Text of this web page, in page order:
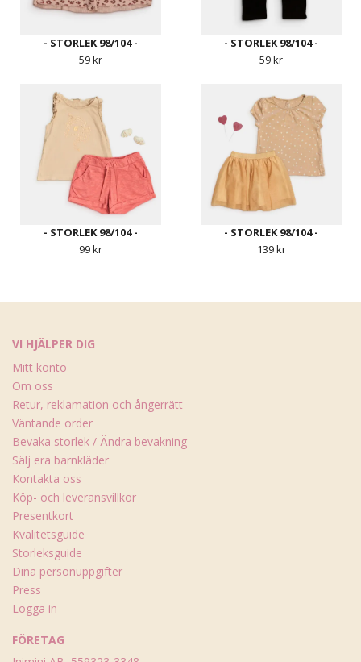
- STORLEK 98/104 -
59 kr
- STORLEK 98/104 -
59 kr
- STORLEK 98/104 -
99 kr
- STORLEK 98/104 -
139 kr
VI HJÄLPER DIG
Mitt konto
Om oss
Retur, reklamation och ångerrätt
Väntande order
Bevaka storlek / Ändra bevakning
Sälj era barnkläder
Kontakta oss
Köp- och leveransvillkor
Presentkort
Kvalitetsguide
Storleksguide
Dina personuppgifter
Press
Logga in
FÖRETAG